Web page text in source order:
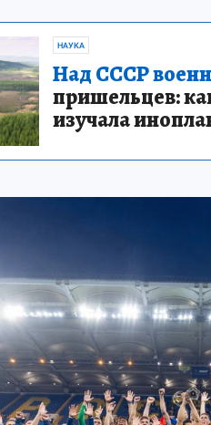
НАУКА
Над СССР
пришельцев:
изучала